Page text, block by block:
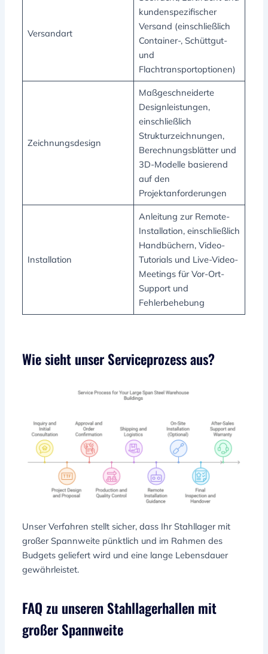
Versandart
kundenspezifischer
Versand (einschließlich
Container-, Schüttgut-
und
Flachtransportoptionen)
Zeichnungsdesign
Maßgeschneiderte
Designleistungen,
einschließlich
Strukturzeichnungen,
Berechnungsblätter und
3D-Modelle basierend
auf den
Projektanforderungen
Installation
Anleitung zur Remote-
Installation, einschließlich
Handbüchern, Video-
Tutorials und Live-Video-
Meetings für Vor-Ort-
Support und
Fehlerbehebung
Wie sieht unser Serviceprozess aus?
Unser Verfahren stellt sicher, dass Ihr Stahllager mit
großer Spannweite pünktlich und im Rahmen des
Budgets geliefert wird und eine lange Lebensdauer
gewährleistet.
FAQ zu unseren Stahllagerhallen mit
großer Spannweite